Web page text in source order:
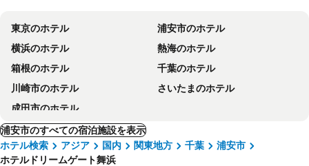
東京のホテル
浦安市のホテル
横浜のホテル
熱海のホテル
箱根のホテル
千葉のホテル
川崎市のホテル
さいたまのホテル
成田市のホテル
浦安市のすべての宿泊施設を表示
ホテル検索
アジア 国内 関東地方 千葉
浦安市
ホテルドリームゲート舞浜